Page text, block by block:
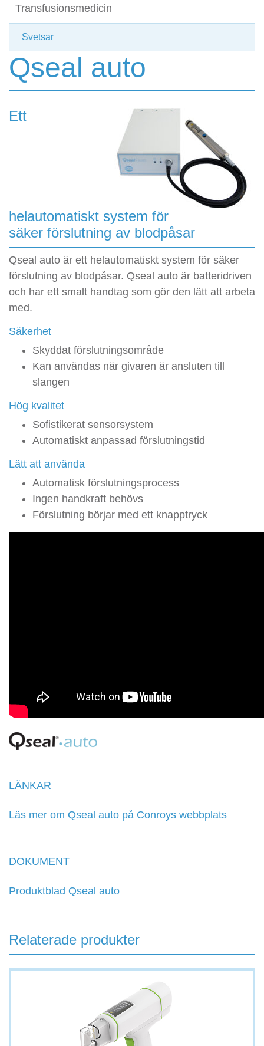
Transfusionsmedicin
Svetsar
Qseal auto
Ett
helautomatiskt system för
säker förslutning av blodpåsar
Qseal auto är ett helautomatiskt system för säker
förslutning av blodpåsar. Qseal auto är batteridriven
och har ett smalt handtag som gör den lätt att arbeta
med.
Säkerhet
Skyddat förslutningsområde
Kan användas när givaren är ansluten till
slangen
Hög kvalitet
Sofistikerat sensorsystem
Automatiskt anpassad förslutningstid
Lätt att använda
Automatisk förslutningsprocess
Ingen handkraft behövs
Förslutning börjar med ett knapptryck
LÄNKAR
Läs mer om Qseal auto på Conroys webbplats
DOKUMENT
Produktblad Qseal auto
Relaterade produkter